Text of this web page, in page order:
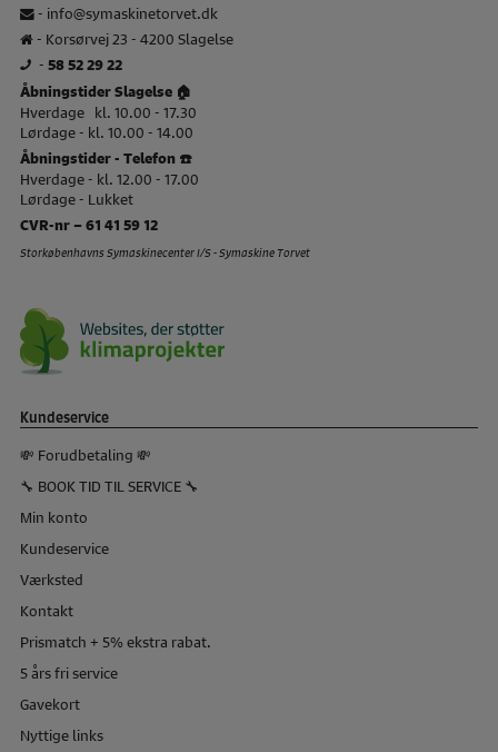
- info@symaskinetorvet.dk
- Korsørvej 23 - 4200 Slagelse
- 58 52 29 22
Åbningstider Slagelse 🏠
Hverdage kl. 10.00 - 17.30
Lørdage - kl. 10.00 - 14.00
Åbningstider - Telefon ☎️
Hverdage - kl. 12.00 - 17.00
Lørdage - Lukket
CVR-nr – 61 41 59 12
Storkøbenhavns Symaskinecenter I/S - Symaskine Torvet
Kundeservice
💸 Forudbetaling 💸
🔧 BOOK TID TIL SERVICE 🔧
Min konto
Kundeservice
Værksted
Kontakt
Prismatch + 5% ekstra rabat.
5 års fri service
Gavekort
Nyttige links